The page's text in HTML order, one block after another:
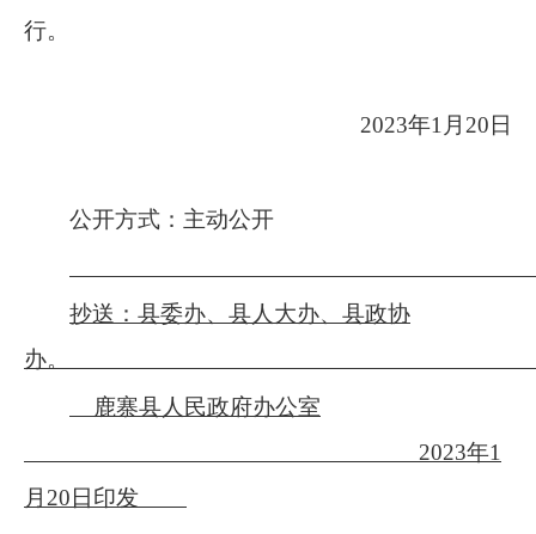
行。
2023年1月20日
公开方式：主动公开
抄送：县委办、县人大办、县政协
办
鹿寨县人民政府办公室
2023年1
月20日印发